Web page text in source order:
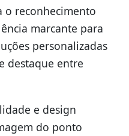
o reconhecimento
marcante para
personalizadas
destaque entre
e design
do ponto